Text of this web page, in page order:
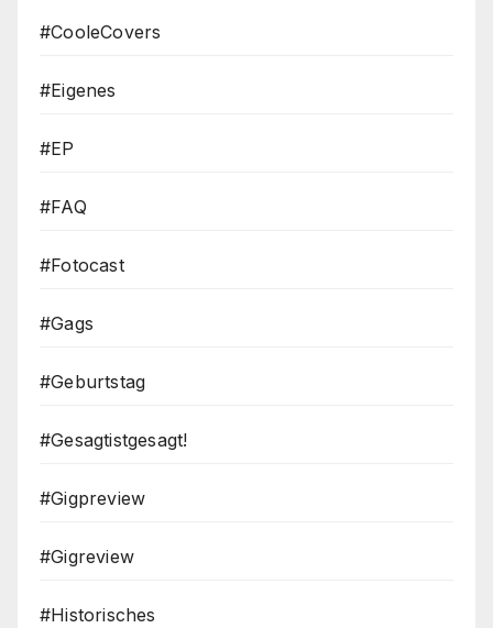
#CooleCovers
#Eigenes
#EP
#FAQ
#Fotocast
#Gags
#Geburtstag
#Gesagtistgesagt!
#Gigpreview
#Gigreview
#Historisches